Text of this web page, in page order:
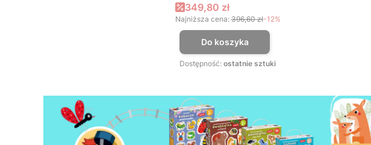
Cena promocyjna
349,80 zł
Najniższa cena: 396,60 zł-12%
Do koszyka
Dostępność: ostatnie sztuki